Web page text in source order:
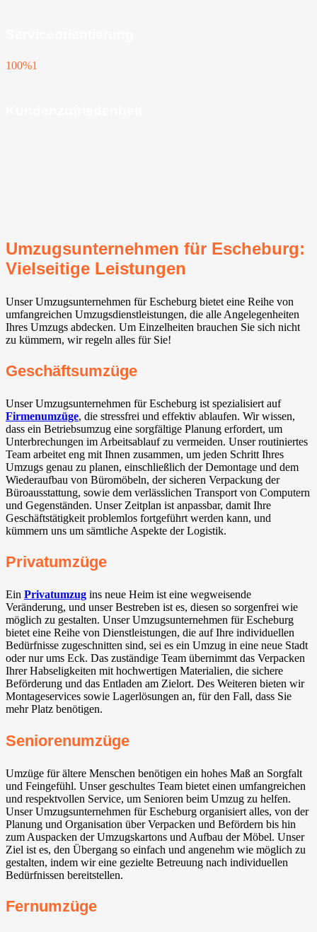
100%1
Umzugsunternehmen für Escheburg:
Vielseitige Leistungen
Unser Umzugsunternehmen für Escheburg bietet eine Reihe von
umfangreichen Umzugsdienstleistungen, die alle Angelegenheiten
Ihres Umzugs abdecken. Um Einzelheiten brauchen Sie sich nicht
zu kümmern, wir regeln alles für Sie!
Geschäftsumzüge
Unser Umzugsunternehmen für Escheburg ist spezialisiert auf
Firmenumzüge, die stressfrei und effektiv ablaufen. Wir wissen,
dass ein Betriebsumzug eine sorgfältige Planung erfordert, um
Unterbrechungen im Arbeitsablauf zu vermeiden. Unser routiniertes
Team arbeitet eng mit Ihnen zusammen, um jeden Schritt Ihres
Umzugs genau zu planen, einschließlich der Demontage und dem
Wiederaufbau von Büromöbeln, der sicheren Verpackung der
Büroausstattung, sowie dem verlässlichen Transport von Computern
und Gegenständen. Unser Zeitplan ist anpassbar, damit Ihre
Geschäftstätigkeit problemlos fortgeführt werden kann, und
kümmern uns um sämtliche Aspekte der Logistik.
Privatumzüge
Ein Privatumzug ins neue Heim ist eine wegweisende
Veränderung, und unser Bestreben ist es, diesen so sorgenfrei wie
möglich zu gestalten. Unser Umzugsunternehmen für Escheburg
bietet eine Reihe von Dienstleistungen, die auf Ihre individuellen
Bedürfnisse zugeschnitten sind, sei es ein Umzug in eine neue Stadt
oder nur ums Eck. Das zuständige Team übernimmt das Verpacken
Ihrer Habseligkeiten mit hochwertigen Materialien, die sichere
Beförderung und das Entladen am Zielort. Des Weiteren bieten wir
Montageservices sowie Lagerlösungen an, für den Fall, dass Sie
mehr Platz benötigen.
Seniorenumzüge
Umzüge für ältere Menschen benötigen ein hohes Maß an Sorgfalt
und Feingefühl. Unser geschultes Team bietet einen umfangreichen
und respektvollen Service, um Senioren beim Umzug zu helfen.
Unser Umzugsunternehmen für Escheburg organisiert alles, von der
Planung und Organisation über Verpacken und Befördern bis hin
zum Auspacken der Umzugskartons und Aufbau der Möbel. Unser
Ziel ist es, den Übergang so einfach und angenehm wie möglich zu
gestalten, indem wir eine gezielte Betreuung nach individuellen
Bedürfnissen bereitstellen.
Fernumzüge